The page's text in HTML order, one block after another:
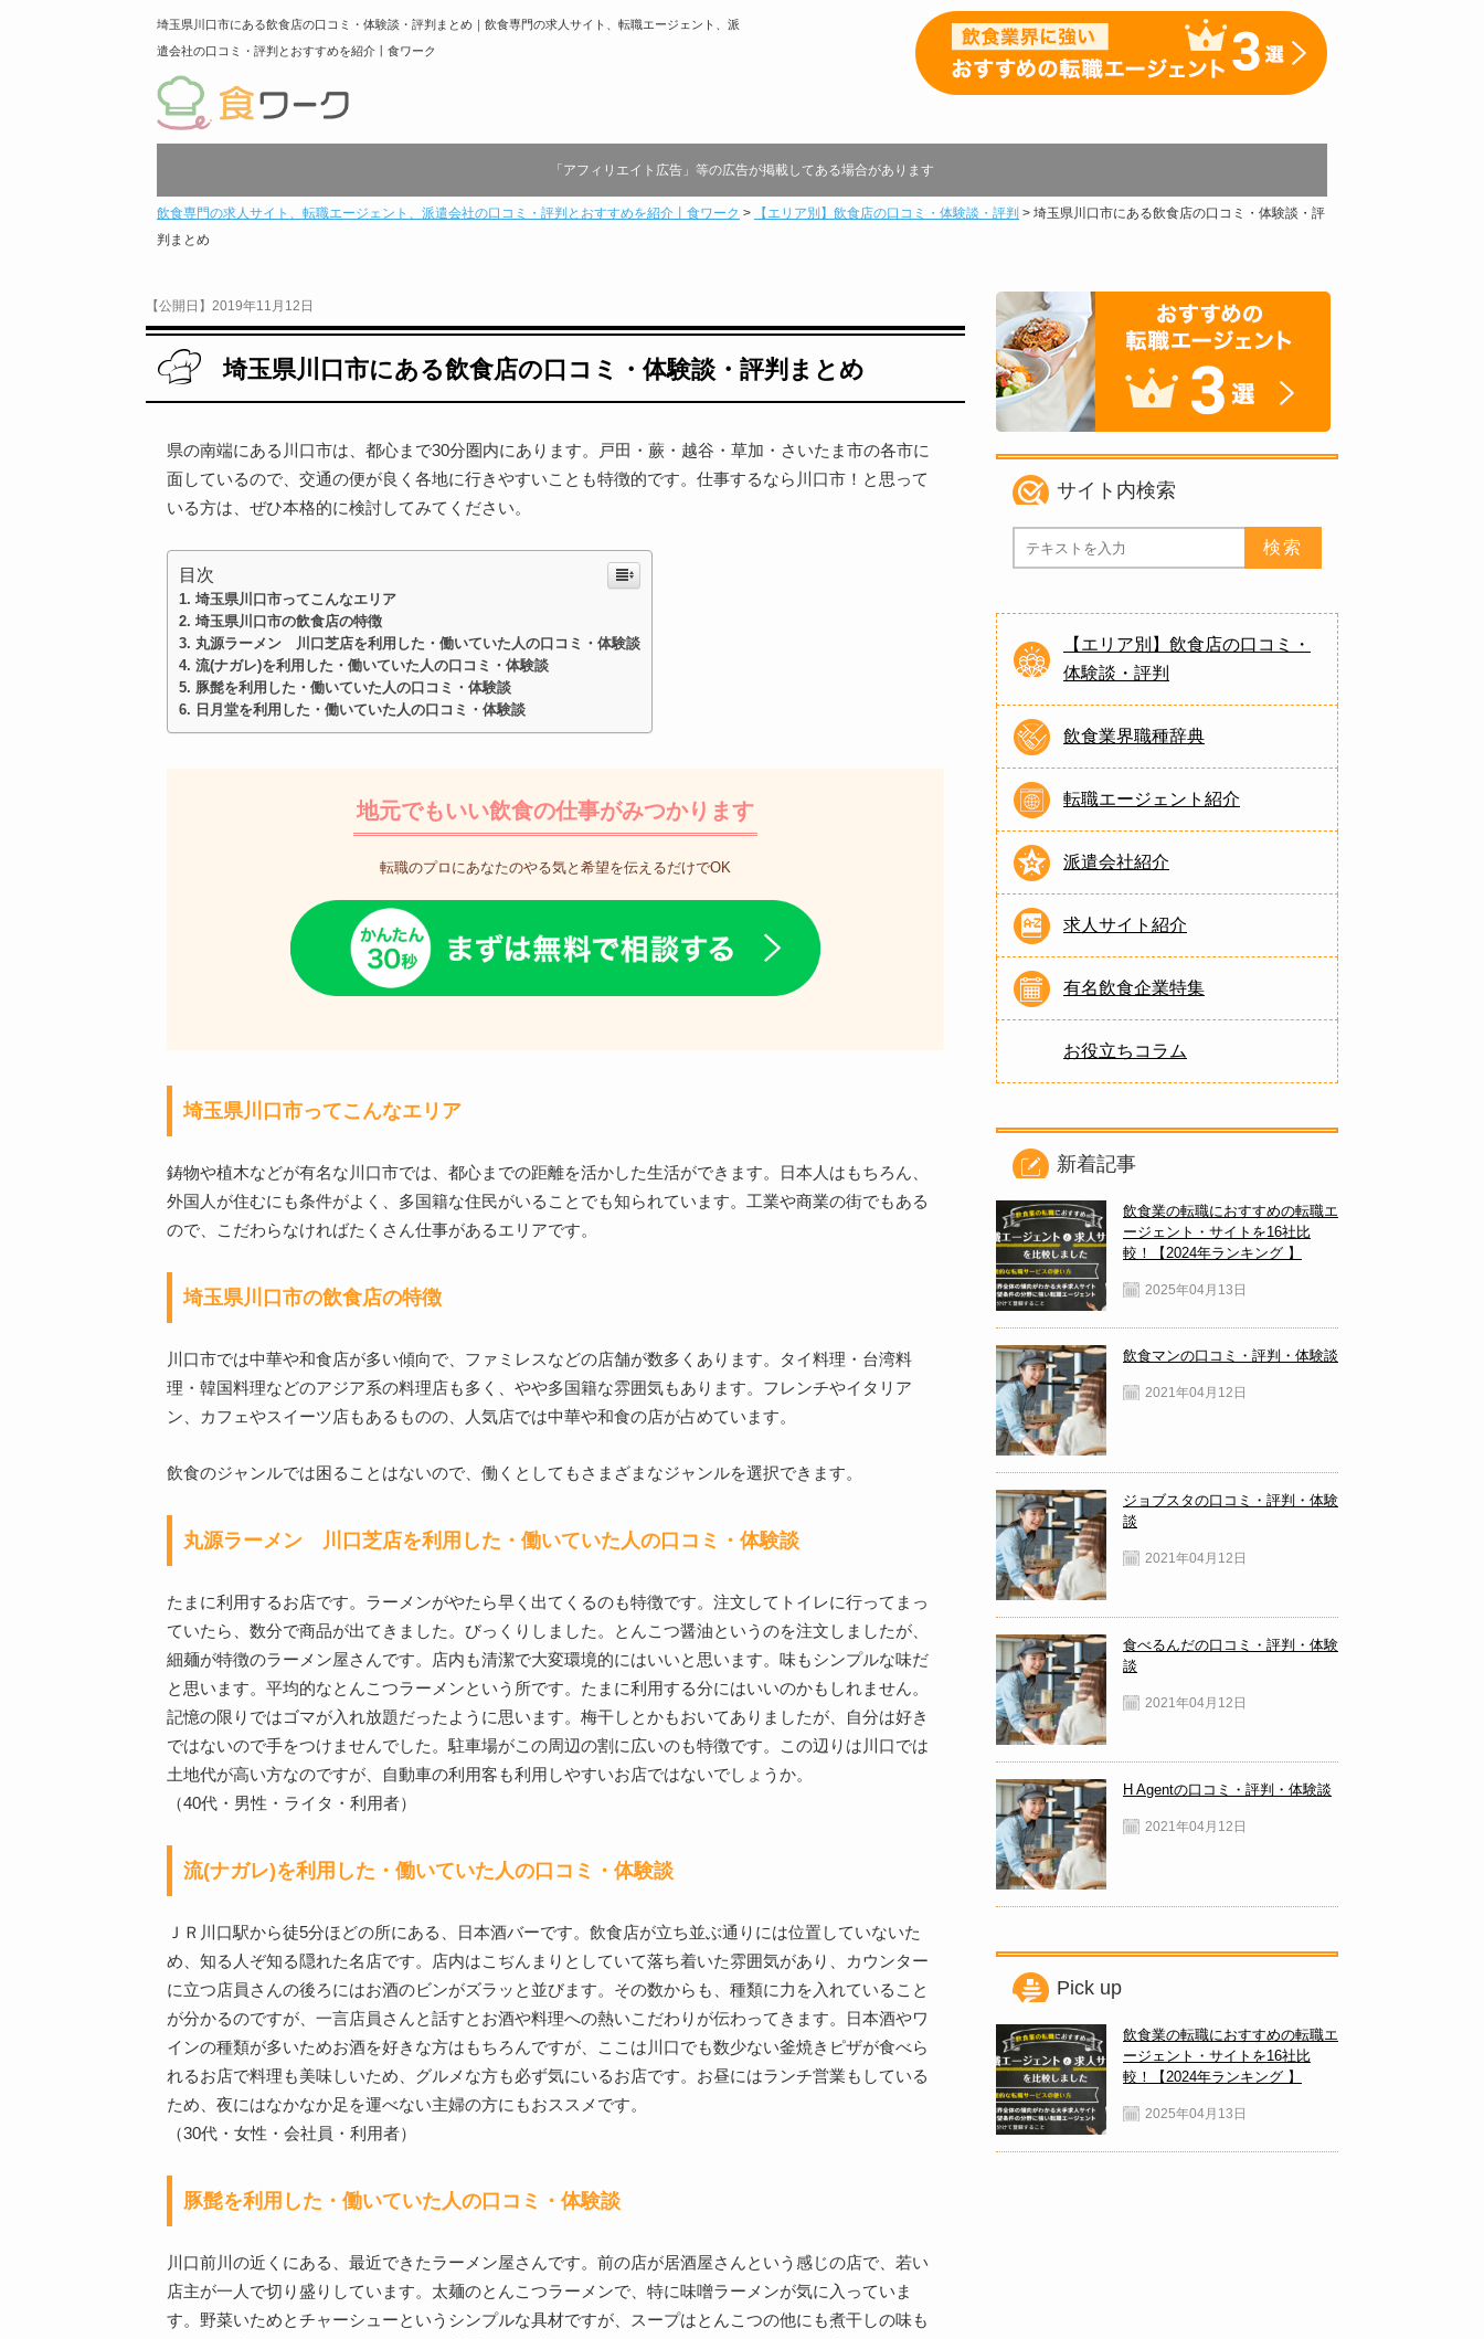
埼玉県川口市にある飲食店の口コミ・体験談・評判まとめ｜飲食専門の求人サイト、転職エージェント、派
遣会社の口コミ・評判とおすすめを紹介丨食ワーク
「アフィリエイト広告」等の広告が掲載してある場合があります
飲食専門の求人サイト、転職エージェント、派遣会社の口コミ・評判とおすすめを紹介丨食ワーク > 【エリア別】飲食店の口コミ・体験談・評判 > 埼玉県川口市にある飲食店の口コミ・体験談・評
判まとめ
【公開日】2019年11月12日
埼玉県川口市にある飲食店の口コミ・体験談・評判まとめ
県の南端にある川口市は、都心まで30分圏内にあります。戸田・蕨・越谷・草加・さいたま市の各市に
面しているので、交通の便が良く各地に行きやすいことも特徴的です。仕事するなら川口市！と思って
いる方は、ぜひ本格的に検討してみてください。
目次
埼玉県川口市ってこんなエリア
埼玉県川口市の飲食店の特徴
丸源ラーメン 川口芝店を利用した・働いていた人の口コミ・体験談
流(ナガレ)を利用した・働いていた人の口コミ・体験談
豚髭を利用した・働いていた人の口コミ・体験談
日月堂を利用した・働いていた人の口コミ・体験談
地元でもいい飲食の仕事がみつかります
転職のプロにあなたのやる気と希望を伝えるだけでOK
埼玉県川口市ってこんなエリア
鋳物や植木などが有名な川口市では、都心までの距離を活かした生活ができます。日本人はもちろん、
外国人が住むにも条件がよく、多国籍な住民がいることでも知られています。工業や商業の街でもある
ので、こだわらなければたくさん仕事があるエリアです。
埼玉県川口市の飲食店の特徴
川口市では中華や和食店が多い傾向で、ファミレスなどの店舗が数多くあります。タイ料理・台湾料
理・韓国料理などのアジア系の料理店も多く、やや多国籍な雰囲気もあります。フレンチやイタリア
ン、カフェやスイーツ店もあるものの、人気店では中華や和食の店が占めています。
飲食のジャンルでは困ることはないので、働くとしてもさまざまなジャンルを選択できます。
丸源ラーメン 川口芝店を利用した・働いていた人の口コミ・体験談
たまに利用するお店です。ラーメンがやたら早く出てくるのも特徴です。注文してトイレに行ってまっ
ていたら、数分で商品が出てきました。びっくりしました。とんこつ醤油というのを注文しましたが、
細麺が特徴のラーメン屋さんです。店内も清潔で大変環境的にはいいと思います。味もシンプルな味だ
と思います。平均的なとんこつラーメンという所です。たまに利用する分にはいいのかもしれません。
記憶の限りではゴマが入れ放題だったように思います。梅干しとかもおいてありましたが、自分は好き
ではないので手をつけませんでした。駐車場がこの周辺の割に広いのも特徴です。この辺りは川口では
土地代が高い方なのですが、自動車の利用客も利用しやすいお店ではないでしょうか。
（40代・男性・ライタ・利用者）
流(ナガレ)を利用した・働いていた人の口コミ・体験談
ＪＲ川口駅から徒5分ほどの所にある、日本酒バーです。飲食店が立ち並ぶ通りには位置していないた
め、知る人ぞ知る隠れた名店です。店内はこぢんまりとしていて落ち着いた雰囲気があり、カウンター
に立つ店員さんの後ろにはお酒のビンがズラッと並びます。その数からも、種類に力を入れていること
が分かるのですが、一言店員さんと話すとお酒や料理への熱いこだわりが伝わってきます。日本酒やワ
インの種類が多いためお酒を好きな方はもちろんですが、ここは川口でも数少ない釜焼きピザが食べら
れるお店で料理も美味しいため、グルメな方も必ず気にいるお店です。お昼にはランチ営業もしている
ため、夜にはなかなか足を運べない主婦の方にもおススメです。
（30代・女性・会社員・利用者）
豚髭を利用した・働いていた人の口コミ・体験談
川口前川の近くにある、最近できたラーメン屋さんです。前の店が居酒屋さんという感じの店で、若い
店主が一人で切り盛りしています。太麺のとんこつラーメンで、特に味噌ラーメンが気に入っていま
す。野菜いためとチャーシューというシンプルな具材ですが、スープはとんこつの他にも煮干しの味も
サイト内検索
【エリア別】飲食店の口コミ・
体験談・評判
飲食業界職種辞典
転職エージェント紹介
派遣会社紹介
求人サイト紹介
有名飲食企業特集
お役立ちコラム
新着記事
飲食業の転職におすすめの転職エ
ージェント・サイトを16社比
較！【2024年ランキング 】
2025年04月13日
飲食マンの口コミ・評判・体験談
2021年04月12日
ジョブスタの口コミ・評判・体験
談
2021年04月12日
食べるんだの口コミ・評判・体験
談
2021年04月12日
H Agentの口コミ・評判・体験談
2021年04月12日
Pick up
飲食業の転職におすすめの転職エ
ージェント・サイトを16社比
較！【2024年ランキング 】
2025年04月13日